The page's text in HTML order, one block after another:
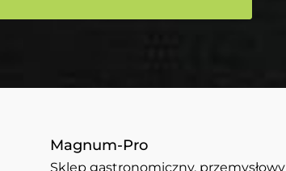
Magnum-Pro
Sklep gastronomiczny, przemysłowy